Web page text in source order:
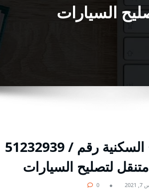
السيارات
لتصليح السيارات
0